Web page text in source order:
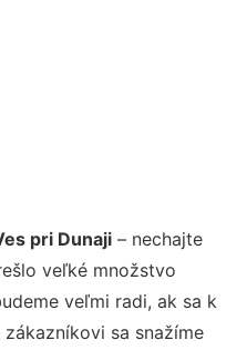
pri Dunaji – nechajte
veľké množstvo
veľmi radi, ak sa k
sa snažíme